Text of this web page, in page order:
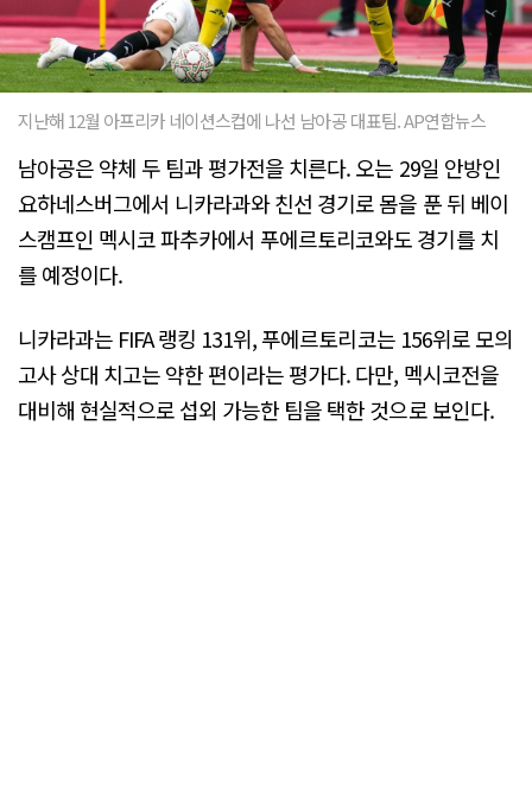
지난해 12월 아프리카 네이션스컵에 나선 남아공 대표팀. AP연합뉴스
남아공은 약체 두 팀과 평가전을 치른다. 오는 29일 안방인
요하네스버그에서 니카라과와 친선 경기로 몸을 푼 뒤 베이
스캠프인 멕시코 파추카에서 푸에르토리코와도 경기를 치
를 예정이다.
니카라과는 FIFA 랭킹 131위, 푸에르토리코는 156위로 모의
고사 상대 치고는 약한 편이라는 평가다. 다만, 멕시코전을
대비해 현실적으로 섭외 가능한 팀을 택한 것으로 보인다.